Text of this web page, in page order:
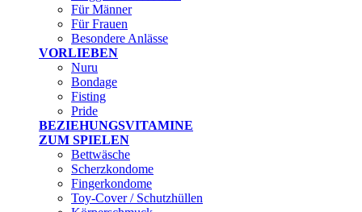
Für Männer
Für Frauen
Besondere Anlässe
VORLIEBEN
Nuru
Bondage
Fisting
Pride
BEZIEHUNGSVITAMINE
ZUM SPIELEN
Bettwäsche
Scherzkondome
Fingerkondome
Toy-Cover / Schutzhüllen